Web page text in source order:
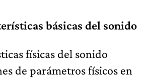
básicas del sonido
físicas del sonido
de parámetros físicos en